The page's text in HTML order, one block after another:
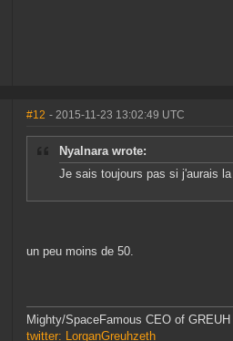
#12 - 2015-11-23 13:02:49 UTC
Nyalnara wrote:
Je sais toujours pas si j'aurais
un peu moins de 50.
Mighty/SpaceFamous CEO of
twitter: LorganGreuhzeth